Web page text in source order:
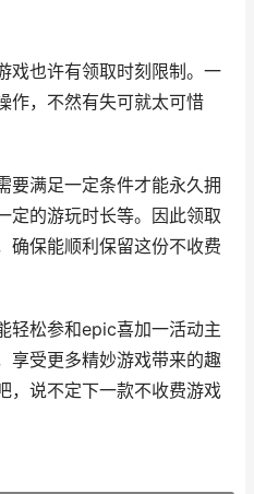
戏也许有领取时刻限制。一
作，不然有失可就太可惜
要满足一定条件才能永久拥
定的游玩时长等。因此领取
确保能顺利保留这份不收费
轻松参和epic喜加一活动主
享受更多精妙游戏带来的趣
，说不定下一款不收费游戏